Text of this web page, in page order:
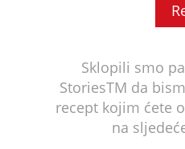
Sklopili smo
StoriesTM da
recept kojim ćete
na